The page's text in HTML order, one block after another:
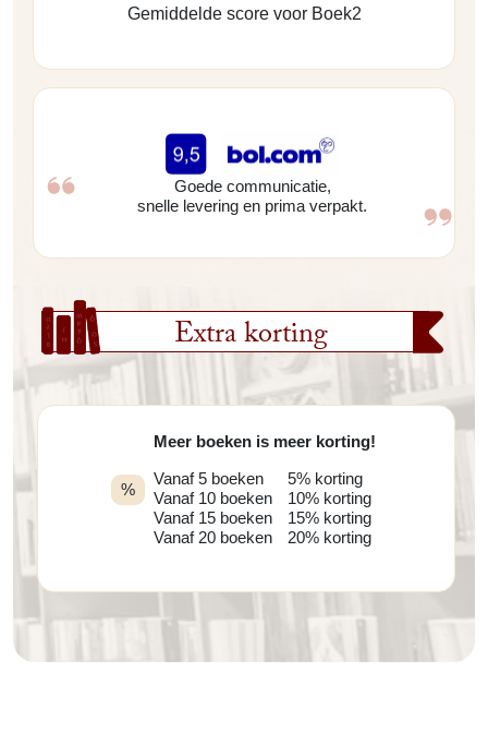
Gemiddelde score voor Boek2
Goede communicatie,
snelle levering en prima verpakt.
Extra korting
%
Meer boeken is meer korting!
Vanaf 5 boeken
Vanaf 10 boeken
Vanaf 15 boeken
Vanaf 20 boeken
5% korting
10% korting
15% korting
20% korting